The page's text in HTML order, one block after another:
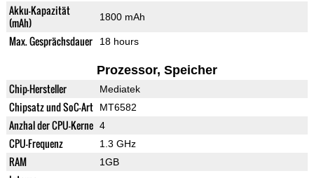
Akku-Kapazität
(mAh)
1800 mAh
Max. Gesprächsdauer 18 hours
Prozessor, Speicher
Chip-Hersteller Mediatek
Chipsatz und SoC-Art MT6582
Anzhal der CPU-Kerne 4
CPU-Frequenz 1.3 GHz
RAM 1GB